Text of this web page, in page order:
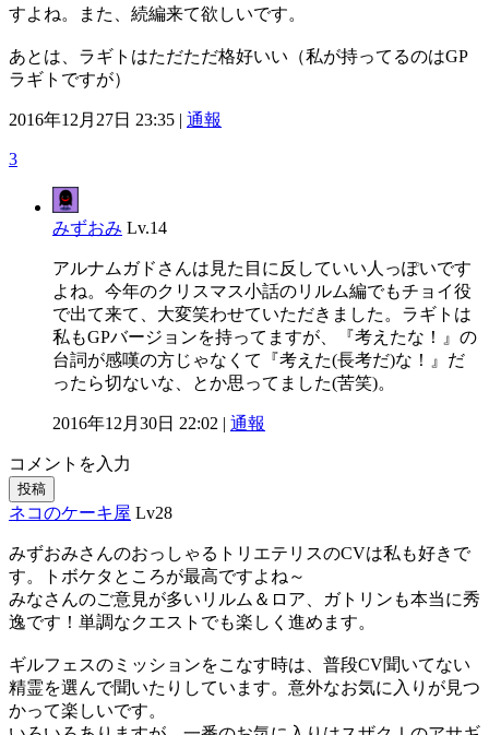
すよね。また、続編来て欲しいです。
あとは、ラギトはただただ格好いい（私が持ってるのはGP
ラギトですが）
2016年12月27日 23:35 | 通報
3
みずおみ Lv.14
アルナムガドさんは見た目に反していい人っぽいです
よね。今年のクリスマス小話のリルム編でもチョイ役
で出て来て、大変笑わせていただきました。ラギトは
私もGPバージョンを持ってますが、『考えたな！』の
台詞が感嘆の方じゃなくて『考えた(長考だ)な！』だ
ったら切ないな、とか思ってました(苦笑)。
2016年12月30日 22:02 | 通報
コメントを入力
投稿
ネコのケーキ屋 Lv28
みずおみさんのおっしゃるトリエテリスのCVは私も好きで
す。トボケタところが最高ですよね～
みなさんのご意見が多いリルム＆ロア、ガトリンも本当に秀
逸です！単調なクエストでも楽しく進めます。
ギルフェスのミッションをこなす時は、普段CV聞いてない
精霊を選んで聞いたりしています。意外なお気に入りが見つ
かって楽しいです。